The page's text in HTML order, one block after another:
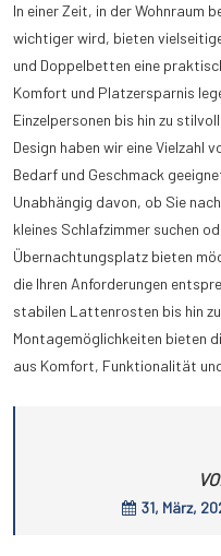
In einer Zeit, in der Wohnraum
wichtiger wird, bieten
und Doppelbetten eine
Komfort und Platzersparnis
Einzelpersonen bis hin zu
Design haben wir eine Vielzahl
Bedarf und Geschmack
Unabhängig davon, ob Sie
kleines Schlafzimmer suchen
Übernachtungsplatz bieten
die Ihren Anforderungen
stabilen Lattenrosten bis hin
Montagemöglichkeiten bieten
aus Komfort, Funktionalität
31, März,